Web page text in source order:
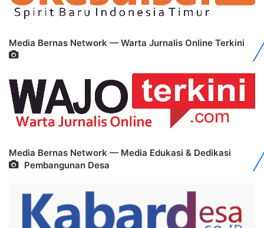
Media Bernas Network — Warta Jurnalis Online Terkini
Media Bernas Network — Media Edukasi & Dedikasi
Pembangunan Desa